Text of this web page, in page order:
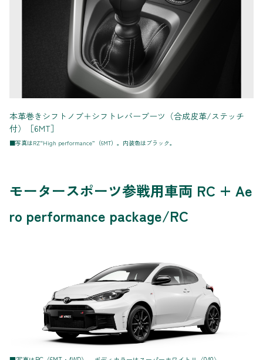
本革巻きシフトノブ＋シフトレバーブーツ（合成皮革/ステッチ
付）［6MT］
■写真はRZ“High performance”（6MT）。内装色はブラック。
モータースポーツ参戦用車両 RC + Ae
ro performance package/RC